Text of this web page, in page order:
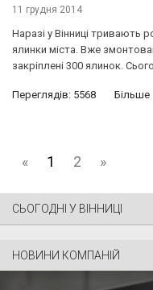
11 грудня 2014
Наразі у Вінниці тривають
ялинки міста. Вже
закріплені 300 ялинок.
Переглядів: 5568 Більше
« 1 2 »
СЬОГОДНІ У ВІННИЦІ
НОВИНИ КОМПАНІЙ